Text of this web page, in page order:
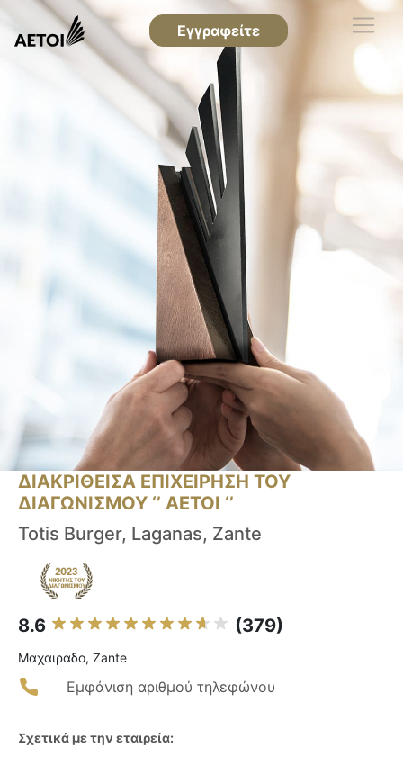
Εγγραφείτε
ΔΙΑΚΡΙΘΕΙΣΑ ΕΠΙΧΕΙΡΗΣΗ ΤΟΥ
ΔΙΑΓΩΝΙΣΜΟΥ ‘’ ΑΕΤΟΙ ‘’
Totis Burger, Laganas, Zante
8.6 (379)
Μαχαιραδο, Zante
Εμφάνιση αριθμού τηλεφώνου
Σχετικά με την εταιρεία: